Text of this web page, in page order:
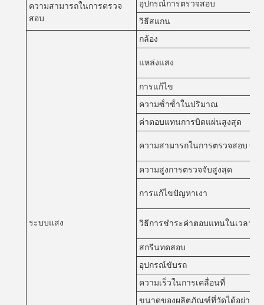
ความสามารถในการตรวจ
สอบ
อุปกรณ์การตรวจสอบ
วิธีสแกน
ระบบแสง
กล้อง
แหล่งแสง
การแก้ไข
ความซ้ําซ้ําในปริมาณ
ค่าตอบแทนการบิดแผ่นสูงสุด
ความสามารถในการตรวจสอบ
ความสูงการตรวจจับสูงสุด
การแก้ไขปัญหาเงา
วิธีการชําระค่าตอบแทนในเวลาจ
สกรีนทดสอบ
อุปกรณ์ขับรถ
ความเร็วในการเคลื่อนที่
ขนาดของผลิตภัณฑ์ที่วัดได้อย่างน้